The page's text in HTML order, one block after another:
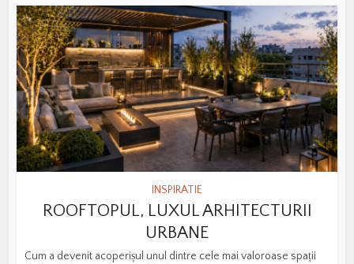
INSPIRATIE
ROOFTOPUL, LUXUL ARHITECTURII
URBANE
Cum a devenit acoperișul unul dintre cele mai valoroase spații